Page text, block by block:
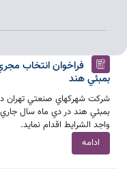
مشترک اتاق
بازدید معاون وزیر
فراخوان انتخاب
بمبئي هند
شركت شهركهاي صنعتي تهران
بمبئي هند در دي ماه سال
واجد الشرايط اقدام نمايد.
ادامه